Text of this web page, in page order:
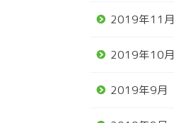
2019年11月
2019年10月
2019年9月